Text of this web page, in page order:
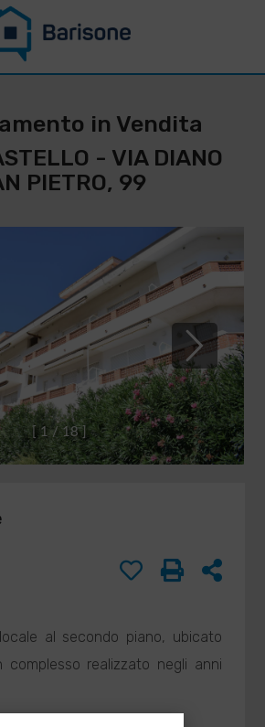
RESTARE
SU
QUESTO
IMMOBILE
Nome
Cognome
*
Telefono
*
Email
*
Compilando ed
inviando questo
modulo di
dell'informativa
privacy.
in Vendita
- VIA DIANO
PIETRO, 99
1 / 18
al secondo piano, ubicato
complesso realizzato negli anni